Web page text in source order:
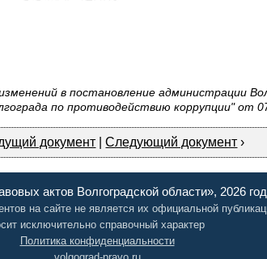
в постановление администрации
по противодействию коррупции" от
документ |Следующий документ ›
актов Волгоградской области», 2026 год
на сайте не является их официальной
исключительно справочный характер
Политика конфиденциальности